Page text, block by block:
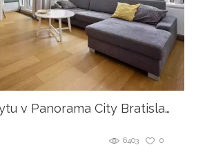
Realizace bytu v Panorama City Bratislava
0
6403